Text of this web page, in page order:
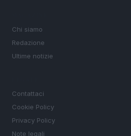
Chi siamo
Redazione
Ultime notizie
Contattaci
Cookie Policy
Privacy Policy
Note legali